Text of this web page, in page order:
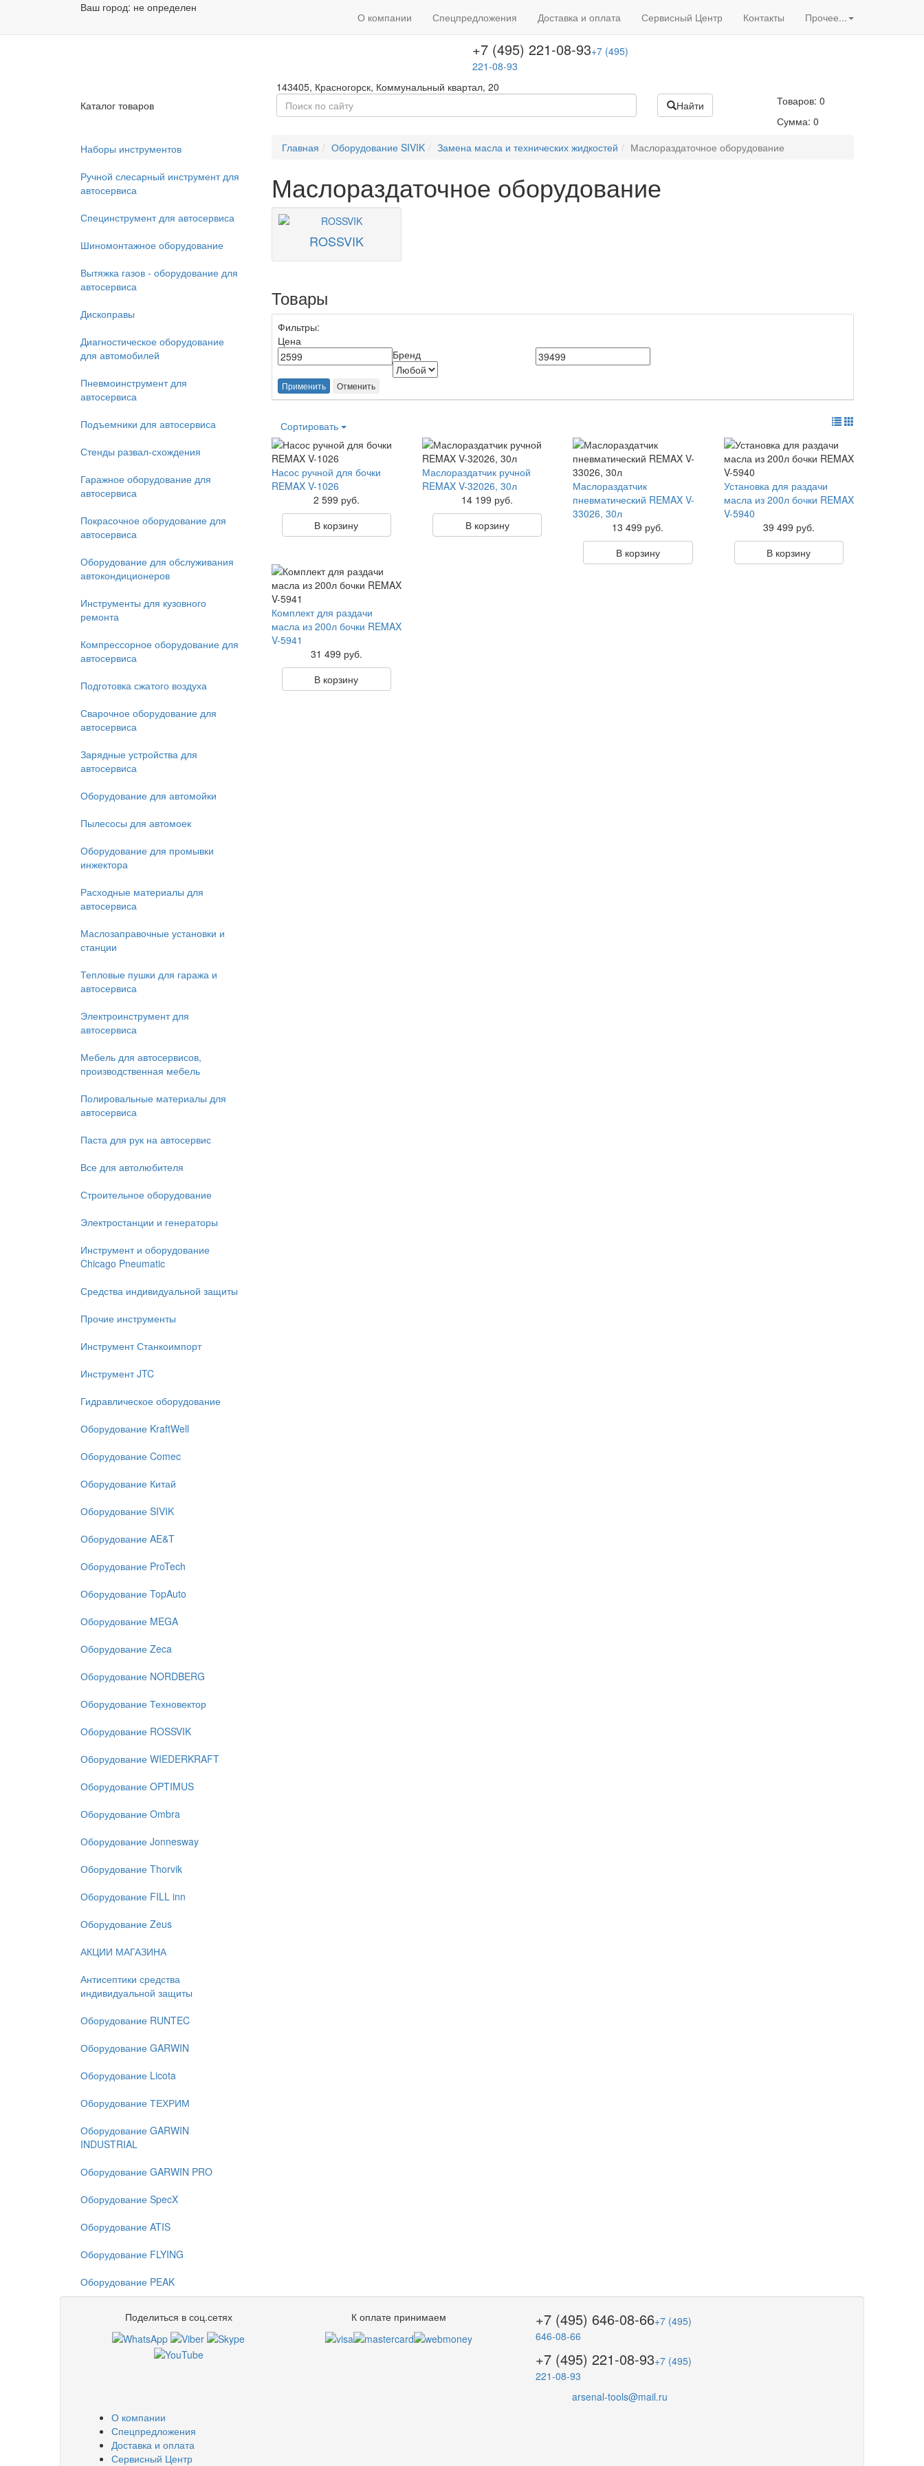
Ваш город: не определен
О компании Спецпредложения Доставка и оплата Сервисный Центр Контакты Прочее...
Пн - Пт с 09:00 до 18:00
+7 (495) 646-08-66
646-08-66
+7 (495) 221-08-93+7 (495)
221-08-93
143405, Красногорск, Коммунальный квартал, 20
Акции нашего магазина
Каталог товаров Найти Товаров:0
Сумма:0
Наборы инструментов
Ручной слесарный инструмент для
автосервиса
Специнструмент для автосервиса
Шиномонтажное оборудование
Вытяжка газов - оборудование для
автосервиса
Дископравы
Диагностическое оборудование
для автомобилей
Пневмоинструмент для
автосервиса
Подъемники для автосервиса
Стенды развал-схождения
Гаражное оборудование для
автосервиса
Покрасочное оборудование для
автосервиса
Оборудование для обслуживания
автокондиционеров
Инструменты для кузовного
ремонта
Компрессорное оборудование для
автосервиса
Подготовка сжатого воздуха
Сварочное оборудование для
автосервиса
Зарядные устройства для
автосервиса
Оборудование для автомойки
Пылесосы для автомоек
Оборудование для промывки
инжектора
Расходные материалы для
автосервиса
Маслозаправочные установки и
станции
Тепловые пушки для гаража и
автосервиса
Электроинструмент для
автосервиса
Мебель для автосервисов,
производственная мебель
Полировальные материалы для
автосервиса
Паста для рук на автосервис
Все для автолюбителя
Строительное оборудование
Электростанции и генераторы
Инструмент и оборудование
Chicago Pneumatic
Средства индивидуальной защиты
Прочие инструменты
Инструмент Станкоимпорт
Инструмент JTC
Гидравлическое оборудование
Оборудование KraftWell
Оборудование Comec
Оборудование Китай
Оборудование SIVIK
Оборудование AE&T
Оборудование ProTech
Оборудование TopAuto
Оборудование MEGA
Оборудование Zeca
Оборудование NORDBERG
Оборудование Техновектор
Оборудование ROSSVIK
Оборудование WIEDERKRAFT
Оборудование OPTIMUS
Оборудование Ombra
Оборудование Jonnesway
Оборудование Thorvik
Оборудование FILL inn
Оборудование Zeus
АКЦИИ МАГАЗИНА
Антисептики средства
индивидуальной защиты
Оборудование RUNTEC
Оборудование GARWIN
Оборудование Licota
Оборудование ТЕХРИМ
Оборудование GARWIN
INDUSTRIAL
Оборудование GARWIN PRO
Оборудование SpecX
Оборудование ATIS
Оборудование FLYING
Оборудование PEAK
Главная Оборудование SIVIK Замена масла и технических жидкостей Маслораздаточное оборудование
Маслораздаточное оборудование
ROSSVIK
Товары
Фильтры:
Цена
Бренд
Применить Отменить
Сортировать
Насос ручной для бочки
REMAX V-1026
2 599 руб.
В корзину
Маслораздатчик ручной
REMAX V-32026, 30л
14 199 руб.
В корзину
Маслораздатчик
пневматический REMAX V-
33026, 30л
13 499 руб.
В корзину
Установка для раздачи
масла из 200л бочки REMAX
V-5940
39 499 руб.
В корзину
Комплект для раздачи
масла из 200л бочки REMAX
V-5941
31 499 руб.
В корзину
Поделиться в соц.сетях К оплате принимаем +7 (495) 646-08-66+7 (495)
646-08-66
+7 (495) 221-08-93+7 (495)
221-08-93
arsenal-tools@mail.ru
О компании
Спецпредложения
Доставка и оплата
Сервисный Центр